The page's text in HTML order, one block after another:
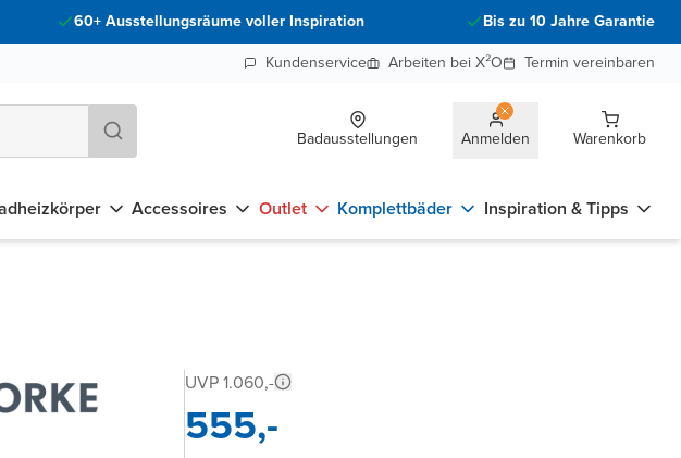
60+ Ausstellungsräume voller Inspiration
Bis zu 10 Jahre Garantie
Kundenservice
Arbeiten bei X²O Termin vereinbaren
Badausstellungen Anmelden Warenkorb
Accessoires Outlet Komplettbäder Inspiration & Tipps
UVP 1.060,-
555,-